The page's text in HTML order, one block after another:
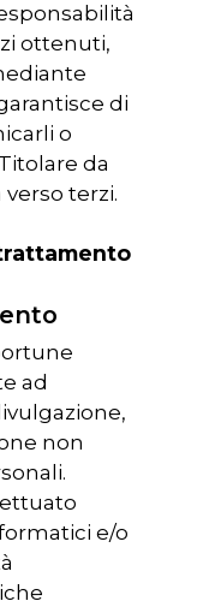
ottenuti,
di
o
da
terzi.
ad
non
e/o